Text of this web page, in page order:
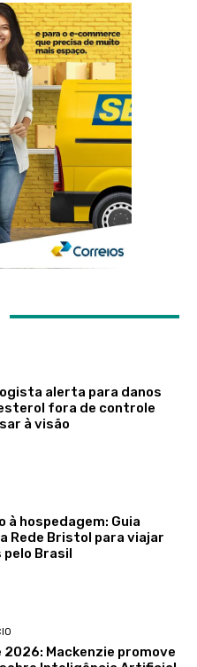
alerta para danos
fora de controle
à visão
à hospedagem: Guia
Rede Bristol para viajar
Brasil
Mackenzie promove